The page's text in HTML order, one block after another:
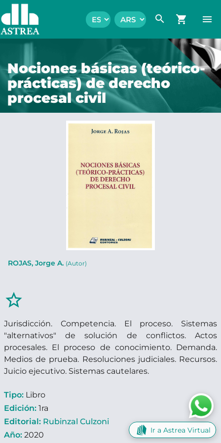
search shopping_cart menu
Nociones básicas (teórico-
prácticas) de derecho
procesal civil
ROJAS, Jorge A. (Autor)
star_border
Jurisdicción. Competencia. El proceso. Sistemas
"alternativos" de solución de conflictos. Actos
procesales. El proceso de conocimiento. Demanda.
Medios de prueba. Resoluciones judiciales. Recursos.
Juicio ejecutivo. Sistemas cautelares.
Tipo: Libro
Edición: 1ra
Editorial: Rubinzal Culzoni
Año: 2020
Ir a Astrea Virtual